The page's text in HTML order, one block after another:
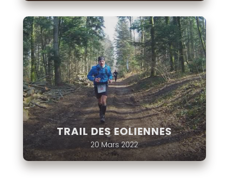
TRAIL DES EOLIENNES
20 Mars 2022